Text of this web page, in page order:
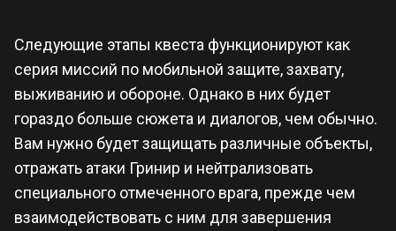
Следующие этапы квеста функционируют как
серия миссий по мобильной защите, захвату,
выживанию и обороне. Однако в них будет
гораздо больше сюжета и диалогов, чем обычно.
Вам нужно будет защищать различные объекты,
отражать атаки Гринир и нейтрализовать
специального отмеченного врага, прежде чем
взаимодействовать с ним для завершения